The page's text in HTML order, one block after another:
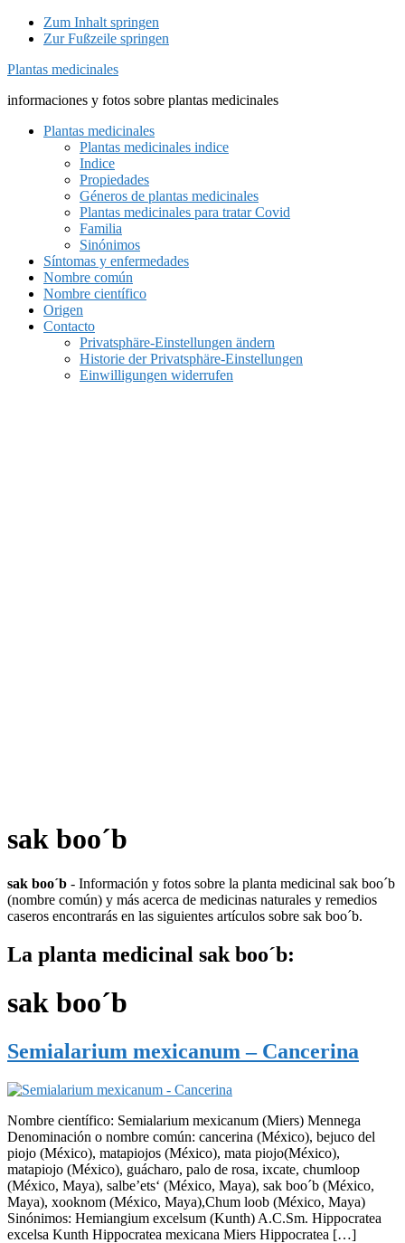
Zum Inhalt springen
Zur Fußzeile springen
Plantas medicinales
informaciones y fotos sobre plantas medicinales
Plantas medicinales
Plantas medicinales indice
Indice
Propiedades
Géneros de plantas medicinales
Plantas medicinales para tratar Covid
Familia
Sinónimos
Síntomas y enfermedades
Nombre común
Nombre científico
Origen
Contacto
Privatsphäre-Einstellungen ändern
Historie der Privatsphäre-Einstellungen
Einwilligungen widerrufen
sak boo´b
sak boo´b - Información y fotos sobre la planta medicinal sak boo´b
(nombre común) y más acerca de medicinas naturales y remedios
caseros encontrarás en las siguientes artículos sobre sak boo´b.
La planta medicinal sak boo´b:
sak boo´b
Semialarium mexicanum – Cancerina
Nombre científico: Semialarium mexicanum (Miers) Mennega
Denominación o nombre común: cancerina (México), bejuco del
piojo (México), matapiojos (México), mata piojo(México),
matapiojo (México), guácharo, palo de rosa, ixcate, chumloop
(México, Maya), salbe’ets‘ (México, Maya), sak boo´b (México,
Maya), xooknom (México, Maya),Chum loob (México, Maya)
Sinónimos: Hemiangium excelsum (Kunth) A.C.Sm. Hippocratea
excelsa Kunth Hippocratea mexicana Miers Hippocratea […]